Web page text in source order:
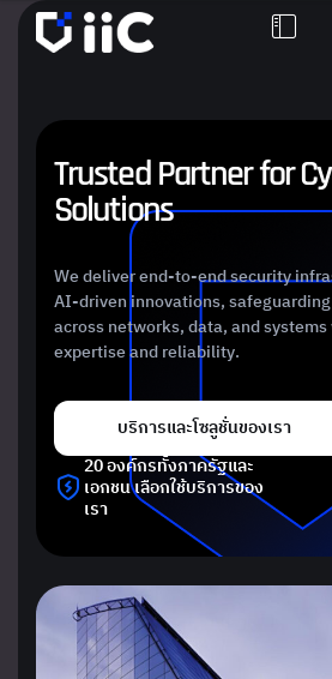
TrustedPartnerforCy
Solutions
We deliver end-to-end security
AI-driven innovations,
across networks, data, and
expertise and reliability.
บริการและโซลูชั่นของเรา
20 องค์กรทั้งภาครัฐและ
เอกชน เลือกใช้บริการของ
เรา